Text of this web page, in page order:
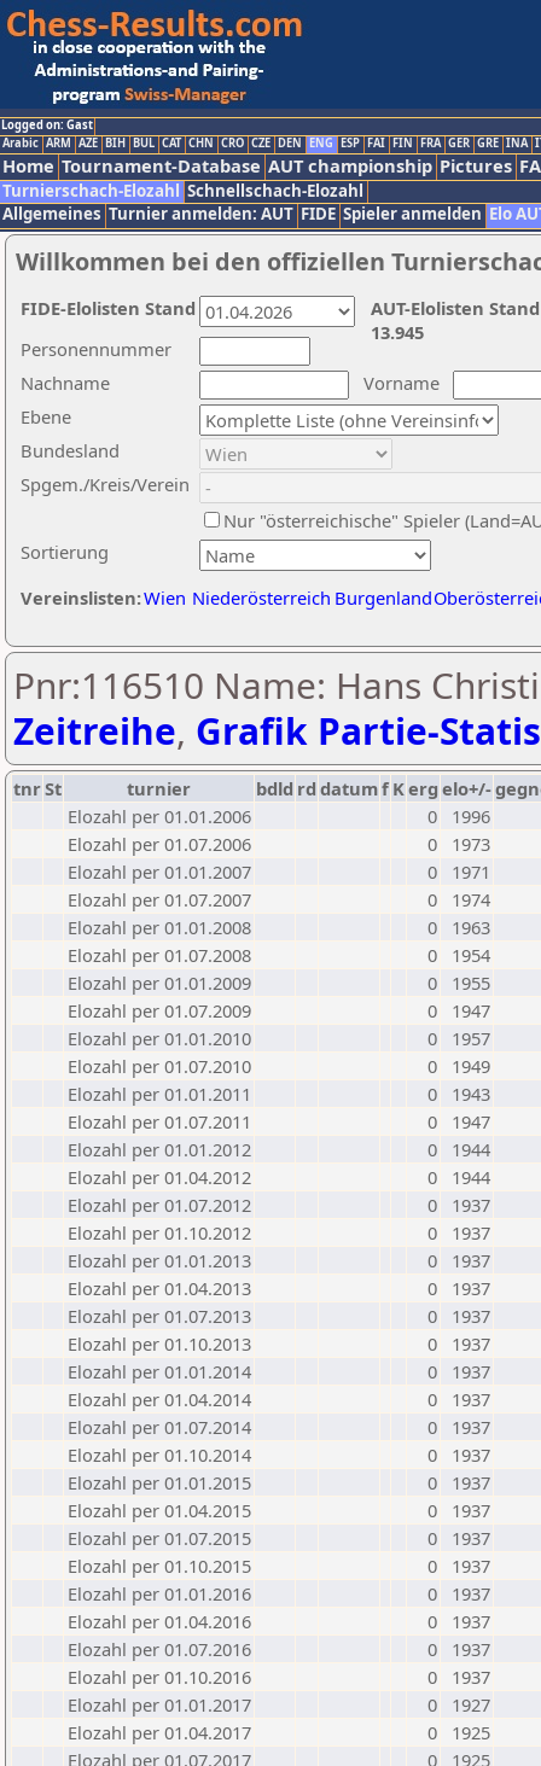
Logged on: Gast
Arabic ARM AZE BIH BUL CAT CHN CRO CZE DEN ENG ESP FAI FIN FRA GER GRE INA
Home Tournament-Database AUT championship Pictures
Turnierschach-Elozahl Schnellschach-Elozahl
Allgemeines Turnier anmelden: AUT FIDE Spieler anmelden Elo
Willkommen bei den offiziellen
Nachname
Vorname
Ebene
Sortierung
Personennummer
Bundesland
Spgem./Kreis/Verein
Nur "österreichische" Spieler
Vereinslisten:Wien Niederösterreich Burgenland
AUT-Elolisten
13.945
FIDE-Elolisten Stand
Pnr:116510 Name: Hans
Zeitreihe, Grafik Partie-
tnrSt turnier bdld rd datumf Kerg elo+/-
Elozahl per 01.01.2006
0
1996
Elozahl per 01.07.2006
0
1973
Elozahl per 01.01.2007
0
1971
Elozahl per 01.07.2007
0
1974
Elozahl per 01.01.2008
0
1963
Elozahl per 01.07.2008
0
1954
Elozahl per 01.01.2009
0
1955
Elozahl per 01.07.2009
0
1947
Elozahl per 01.01.2010
0
1957
Elozahl per 01.07.2010
0
1949
Elozahl per 01.01.2011
0
1943
Elozahl per 01.07.2011
0
1947
Elozahl per 01.01.2012
0
1944
Elozahl per 01.04.2012
0
1944
Elozahl per 01.07.2012
0
1937
Elozahl per 01.10.2012
0
1937
Elozahl per 01.01.2013
0
1937
Elozahl per 01.04.2013
0
1937
Elozahl per 01.07.2013
0
1937
Elozahl per 01.10.2013
0
1937
Elozahl per 01.01.2014
0
1937
Elozahl per 01.04.2014
0
1937
Elozahl per 01.07.2014
0
1937
Elozahl per 01.10.2014
0
1937
Elozahl per 01.01.2015
0
1937
Elozahl per 01.04.2015
0
1937
Elozahl per 01.07.2015
0
1937
Elozahl per 01.10.2015
0
1937
Elozahl per 01.01.2016
0
1937
Elozahl per 01.04.2016
0
1937
Elozahl per 01.07.2016
0
1937
Elozahl per 01.10.2016
0
1937
Elozahl per 01.01.2017
0
1927
Elozahl per 01.04.2017
0
1925
Elozahl per 01.07.2017
0
1925